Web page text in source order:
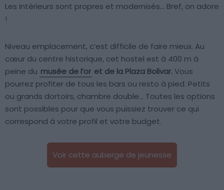
Les intérieurs sont propres et modernisés… Bref, on adore
!
Niveau emplacement, c’est difficile de faire mieux. Au
cœur du centre historique, cet hostel est à 400 m à
peine du musée de l’or et de la Plaza Bolivar.Vous
pourrez profiter de tous les bars ou resto à pied. Petits
ou grands dortoirs, chambre double… Toutes les options
sont possibles pour que vous puissiez trouver ce qui
correspond à votre profil et votre budget.
Voir cette auberge de jeunesse